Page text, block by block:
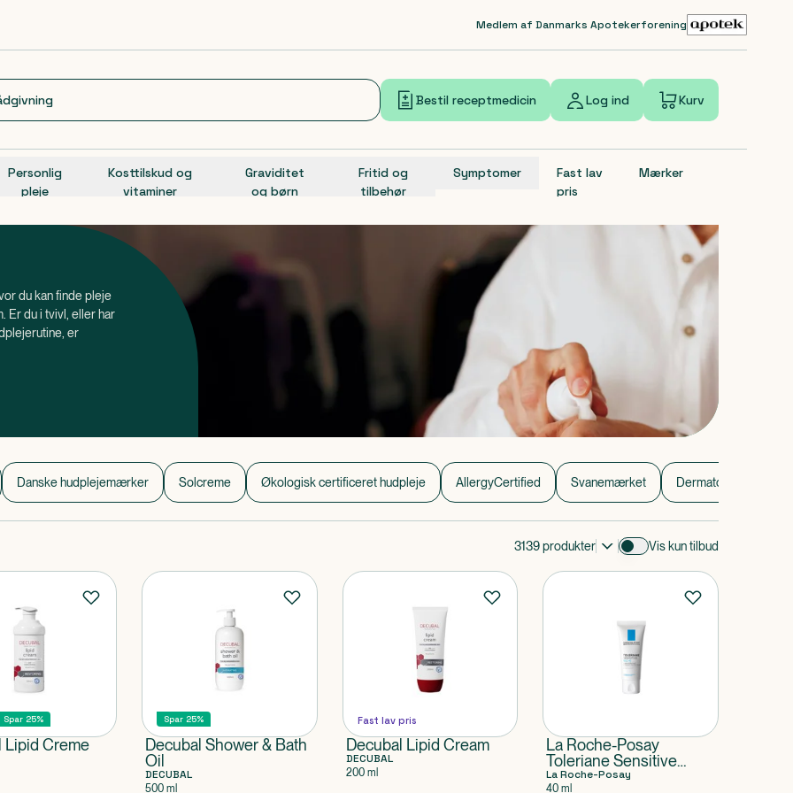
Medlem af Danmarks Apotekerforening
Bestil receptmedicin Log ind Kurv
Personlig
pleje
Kosttilskud og
vitaminer
Graviditet
og børn
Fritid og
tilbehør
Symptomer
Fast lav
pris
Mærker
du kan finde pleje
Er du i tvivl, eller har
er
Danske hudplejemærker Solcreme Økologisk certificeret hudpleje AllergyCertified Svanemærket Dermatologisk
3139produkter Vis kun tilbud
Spar 25%
Lipid Creme
Spar 25%
Decubal Shower & Bath
Oil
DECUBAL
500 ml
Fast lav pris
Decubal Lipid Cream
DECUBAL
200 ml
La Roche-Posay
Toleriane Sensitive
Riche Cream
La Roche-Posay
40 ml